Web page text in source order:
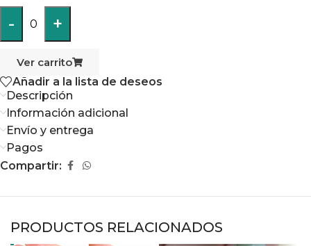
- 0 +
Ver carrito
Añadir a la lista de deseos
Descripción
Información adicional
Envío y entrega
Pagos
Compartir:
PRODUCTOS RELACIONADOS